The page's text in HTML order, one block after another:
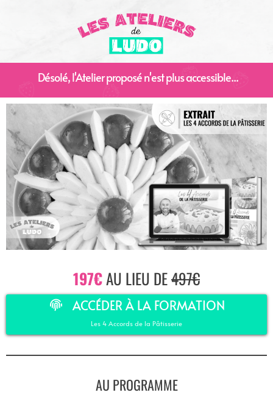
Désolé, l'Atelier proposé n'est plus accessible...
197€AU LIEU DE497€
ACCÉDER À LA FORMATION
Les 4 Accords de la Pâtisserie
AU PROGRAMME